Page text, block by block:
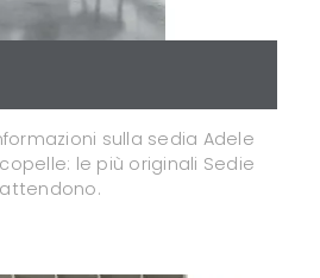
sulla sedia Adele
le più originali Sedie